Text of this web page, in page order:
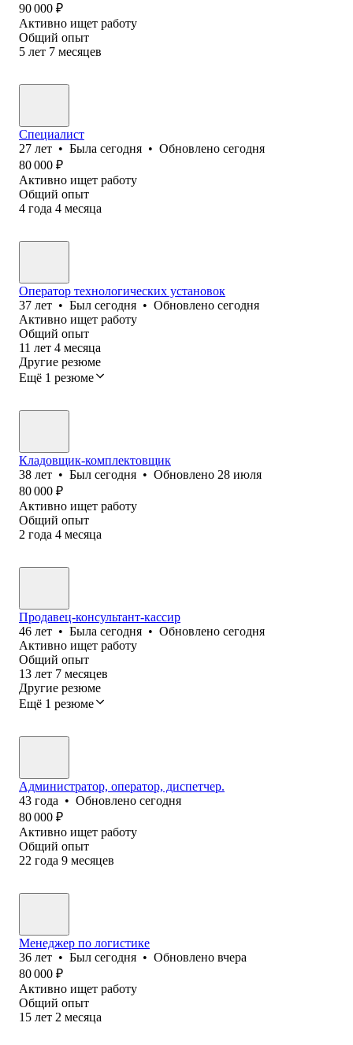
90 000 ₽
Активно ищет работу
Общий опыт
5 лет 7 месяцев
Специалист
27 лет • Была сегодня • Обновлено сегодня
80 000 ₽
Активно ищет работу
Общий опыт
4 года 4 месяца
Оператор технологических установок
37 лет • Был сегодня • Обновлено сегодня
Активно ищет работу
Общий опыт
11 лет 4 месяца
Другие резюме
Ещё 1 резюме
Кладовщик-комплектовщик
38 лет • Был сегодня • Обновлено 28 июля
80 000 ₽
Активно ищет работу
Общий опыт
2 года 4 месяца
Продавец-консультант-кассир
46 лет • Была сегодня • Обновлено сегодня
Активно ищет работу
Общий опыт
13 лет 7 месяцев
Другие резюме
Ещё 1 резюме
Администратор, оператор, диспетчер.
43 года • Обновлено сегодня
80 000 ₽
Активно ищет работу
Общий опыт
22 года 9 месяцев
Менеджер по логистике
36 лет • Был сегодня • Обновлено вчера
80 000 ₽
Активно ищет работу
Общий опыт
15 лет 2 месяца